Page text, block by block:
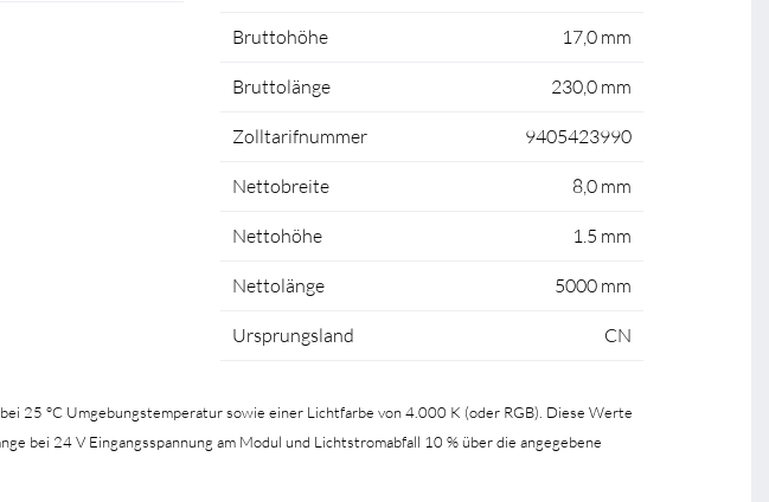
Bruttohöhe 17,0 mm
Bruttolänge 230,0 mm
Zolltarifnummer 9405423990
Nettobreite 8,0 mm
Nettohöhe 1.5 mm
Nettolänge 5000 mm
Ursprungsland CN
25 °C Umgebungstemperatur sowie einer Lichtfarbe von 4.000 K (oder RGB). Diese Werte
bei 24 V Eingangsspannung am Modul und Lichtstromabfall 10 % über die angegebene